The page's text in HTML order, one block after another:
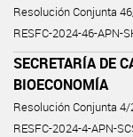
Resolución Conjunta
RESFC-2024-46-APN-
SECRETARÍA DE
BIOECONOMÍA
Resolución Conjunta
RESFC-2024-4-APN-